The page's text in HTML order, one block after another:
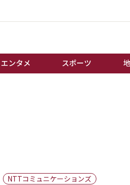
エンタメ スポーツ
棋王戦
NTTコミュニケーションズ